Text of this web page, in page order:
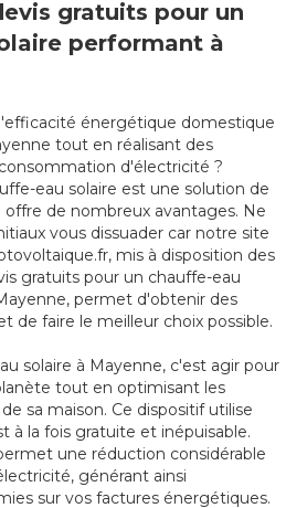
gratuits pour un
performant à
énergétique domestique
tout en réalisant des
d'électricité ?
eau solaire est une solution de
offre de nombreux avantages. Ne
vous dissuader car notre site
mis à disposition des
gratuits pour un chauffe-eau
permet d'obtenir des
de faire le meilleur choix possible.
solaire à Mayenne, c'est agir pour
tout en optimisant les
sa maison. Ce dispositif utilise
à la fois gratuite et inépuisable.
une réduction considérable
générant ainsi
sur vos factures énergétiques.